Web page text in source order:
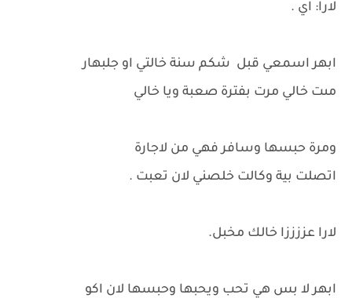
لارا: اي .
ابهر اسمعي قبل شكم سنة خالتي او جلبهار
مىت خالي مرت بفترة صعبة ويا خالي
ومرة حبسها وسافر فهي من لاجارة
اتصلت بية وكالت خلصني لان تعبت .
لارا عززززا خالك مخبل.
ابهر لا بس هي تحب ويحبها وحبسها لان اكو